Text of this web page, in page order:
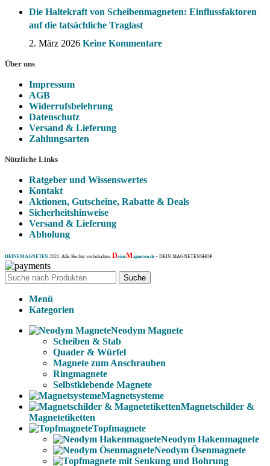
Die Haltekraft von Scheibenmagneten: Einflussfaktoren
auf die tatsächliche Traglast
2. März 2026 Keine Kommentare
Über uns
Impressum
AGB
Widerrufsbelehrung
Datenschutz
Versand & Lieferung
Zahlungsarten
Nützliche Links
Ratgeber und Wissenswertes
Kontakt
Aktionen, Gutscheine, Rabatte & Deals
Sicherheitshinweise
Versand & Lieferung
Abholung
DEINEMAGNETEN 2021. Alle Rechte vorbehalten. DeineMagneten.de - DEIN MAGNETENSHOP
Suche
Menü
Kategorien
Neodym Magnete
Scheiben & Stab
Quader & Würfel
Magnete zum Anschrauben
Ringmagnete
Selbstklebende Magnete
Magnetsysteme
Magnetschilder &
Magnetetiketten
Topfmagnete
Neodym Hakenmagnete
Neodym Ösenmagnete